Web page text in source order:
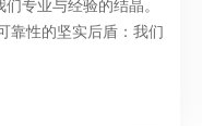
带来立竿见影的解决方
优质黄色粘稠胶体，流